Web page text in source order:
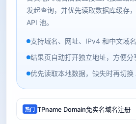
发起查询，并优先读取数据库缓存
API 池。
支持域名、网址、IPv4 和中文域名
结果页自动打开独立地址，方便分
优先读取本地数据，缺失时再切换
热门 TPname Domain免实名域名注册